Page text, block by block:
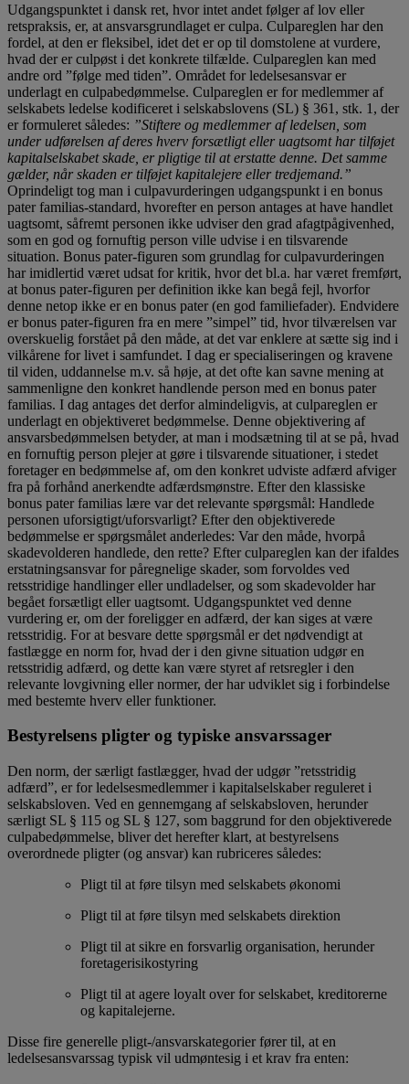
Udgangspunktet i dansk ret, hvor intet andet følger af lov eller
retspraksis, er, at ansvarsgrundlaget er culpa. Culpareglen har den
fordel, at den er fleksibel, idet det er op til domstolene at vurdere,
hvad der er culpøst i det konkrete tilfælde. Culpareglen kan med
andre ord ”følge med tiden”. Området for ledelsesansvar er
underlagt en culpabedømmelse. Culpareglen er for medlemmer af
selskabets ledelse kodificeret i selskabslovens (SL) § 361, stk. 1, der
er formuleret således: ”Stiftere og medlemmer af ledelsen, som
under udførelsen af deres hverv forsætligt eller uagtsomt har tilføjet
kapitalselskabet skade, er pligtige til at erstatte denne. Det samme
gælder, når skaden er tilføjet kapitalejere eller tredjemand.”
Oprindeligt tog man i culpavurderingen udgangspunkt i en bonus
pater familias-standard, hvorefter en person antages at have handlet
uagtsomt, såfremt personen ikke udviser den grad afagtpågivenhed,
som en god og fornuftig person ville udvise i en tilsvarende
situation. Bonus pater-figuren som grundlag for culpavurderingen
har imidlertid været udsat for kritik, hvor det bl.a. har været fremført,
at bonus pater-figuren per definition ikke kan begå fejl, hvorfor
denne netop ikke er en bonus pater (en god familiefader). Endvidere
er bonus pater-figuren fra en mere ”simpel” tid, hvor tilværelsen var
overskuelig forstået på den måde, at det var enklere at sætte sig ind i
vilkårene for livet i samfundet. I dag er specialiseringen og kravene
til viden, uddannelse m.v. så høje, at det ofte kan savne mening at
sammenligne den konkret handlende person med en bonus pater
familias. I dag antages det derfor almindeligvis, at culpareglen er
underlagt en objektiveret bedømmelse. Denne objektivering af
ansvarsbedømmelsen betyder, at man i modsætning til at se på, hvad
en fornuftig person plejer at gøre i tilsvarende situationer, i stedet
foretager en bedømmelse af, om den konkret udviste adfærd afviger
fra på forhånd anerkendte adfærdsmønstre. Efter den klassiske
bonus pater familias lære var det relevante spørgsmål: Handlede
personen uforsigtigt/uforsvarligt? Efter den objektiverede
bedømmelse er spørgsmålet anderledes: Var den måde, hvorpå
skadevolderen handlede, den rette? Efter culpareglen kan der ifaldes
erstatningsansvar for påregnelige skader, som forvoldes ved
retsstridige handlinger eller undladelser, og som skadevolder har
begået forsætligt eller uagtsomt. Udgangspunktet ved denne
vurdering er, om der foreligger en adfærd, der kan siges at være
retsstridig. For at besvare dette spørgsmål er det nødvendigt at
fastlægge en norm for, hvad der i den givne situation udgør en
retsstridig adfærd, og dette kan være styret af retsregler i den
relevante lovgivning eller normer, der har udviklet sig i forbindelse
med bestemte hverv eller funktioner.
Bestyrelsens pligter og typiske ansvarssager
Den norm, der særligt fastlægger, hvad der udgør ”retsstridig
adfærd”, er for ledelsesmedlemmer i kapitalselskaber reguleret i
selskabsloven. Ved en gennemgang af selskabsloven, herunder
særligt SL § 115 og SL § 127, som baggrund for den objektiverede
culpabedømmelse, bliver det herefter klart, at bestyrelsens
overordnede pligter (og ansvar) kan rubriceres således:
Pligt til at føre tilsyn med selskabets økonomi
Pligt til at føre tilsyn med selskabets direktion
Pligt til at sikre en forsvarlig organisation, herunder
foretagerisikostyring
Pligt til at agere loyalt over for selskabet, kreditorerne
og kapitalejerne.
Disse fire generelle pligt-/ansvarskategorier fører til, at en
ledelsesansvarssag typisk vil udmøntesig i et krav fra enten: